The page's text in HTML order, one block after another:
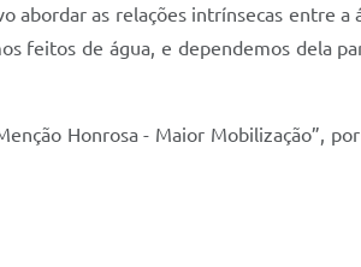
as relações intrínsecas entre a
feitos de água, e dependemos dela
Honrosa - Maior Mobilização”,